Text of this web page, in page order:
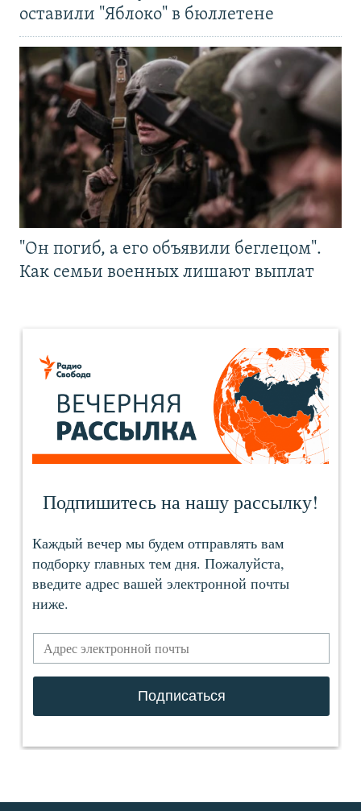
оставили "Яблоко" в бюллетене
"Он погиб, а его объявили беглецом".
Как семьи военных лишают выплат